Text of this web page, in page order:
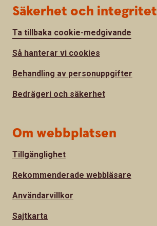
Säkerhet och integritet
Ta tillbaka cookie-medgivande
Så hanterar vi cookies
Behandling av personuppgifter
Bedrägeri och säkerhet
Om webbplatsen
Tillgänglighet
Rekommenderade webbläsare
Användarvillkor
Sajtkarta